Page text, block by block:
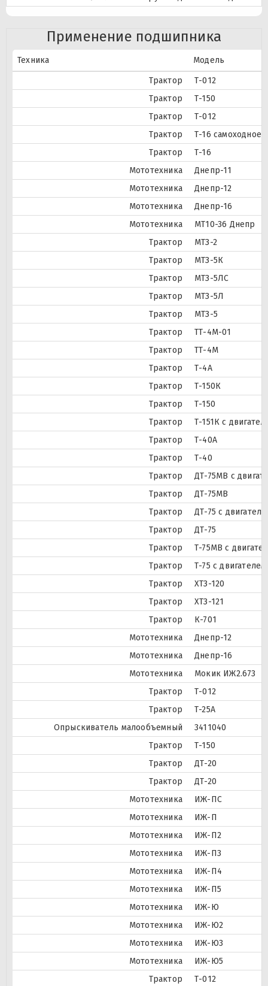
Применение подшипника
Техника
Модель
Трактор
Т-012
Трактор
Т-150
Трактор
Т-012
Трактор
Т-16 самоходное
Трактор
Т-16
Мототехника
Днепр-11
Мототехника
Днепр-12
Мототехника
Днепр-16
Мототехника
МТ10-36 Днепр
Трактор
МТЗ-2
Трактор
МТЗ-5К
Трактор
МТЗ-5ЛС
Трактор
МТЗ-5Л
Трактор
МТЗ-5
Трактор
ТТ-4М-01
Трактор
ТТ-4М
Трактор
Т-4А
Трактор
Т-150К
Трактор
Т-150
Трактор
Т-151К с
Трактор
Т-40А
Трактор
Т-40
Трактор
ДТ-75МВ с
Трактор
ДТ-75МВ
Трактор
ДТ-75 с
Трактор
ДТ-75
Трактор
Т-75МВ с
Трактор
Т-75 с
Трактор
ХТЗ-120
Трактор
ХТЗ-121
Трактор
К-701
Мототехника
Днепр-12
Мототехника
Днепр-16
Мототехника
Мокик ИЖ2.673
Трактор
Т-012
Трактор
Т-25А
Опрыскиватель малообъемный
3411040
Трактор
Т-150
Трактор
ДТ-20
Трактор
ДТ-20
Мототехника
ИЖ-ПС
Мототехника
ИЖ-П
Мототехника
ИЖ-П2
Мототехника
ИЖ-П3
Мототехника
ИЖ-П4
Мототехника
ИЖ-П5
Мототехника
ИЖ-Ю
Мототехника
ИЖ-Ю2
Мототехника
ИЖ-Ю3
Мототехника
ИЖ-Ю5
Трактор
Т-012